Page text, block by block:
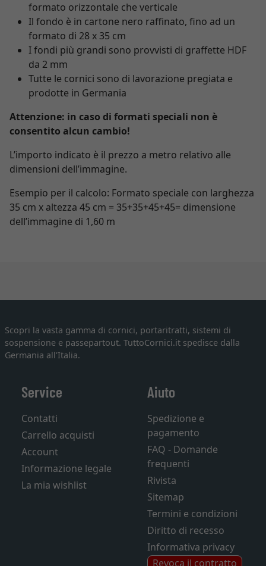
formato orizzontale che verticale
Il fondo è in cartone nero raffinato, fino ad un
formato di 28 x 35 cm
I fondi più grandi sono provvisti di graffette HDF
da 2 mm
Tutte le cornici sono di lavorazione pregiata e
prodotte in Germania
Attenzione: in caso di formati speciali non è
consentito alcun cambio!
L’importo indicato è il prezzo a metro relativo alle
dimensioni dell’immagine.
Esempio per il calcolo: Formato speciale con larghezza
35 cm x altezza 45 cm = 35+35+45+45= dimensione
dell’immagine di 1,60 m
Scopri la vasta gamma di cornici, portaritratti, sistemi di
sospensione e passepartout. TuttoCornici.it spedisce dalla
Germania all'Italia.
Service
Contatti
Carrello acquisti
Account
Informazione legale
La mia wishlist
Aiuto
Spedizione e
pagamento
FAQ - Domande
frequenti
Rivista
Sitemap
Termini e condizioni
Diritto di recesso
Informativa privacy
Revoca il contratto